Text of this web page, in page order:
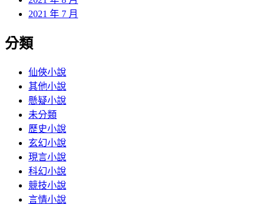
2021 年 7 月
分類
仙俠小說
其他小說
懸疑小說
未分類
歷史小說
玄幻小說
現言小說
科幻小說
競技小說
言情小說